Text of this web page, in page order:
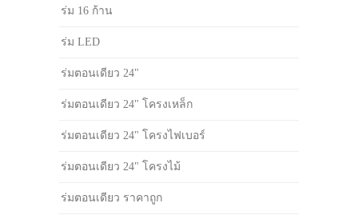
ร่ม 16 ก้าน
ร่ม LED
ร่มตอนเดียว 24"
ร่มตอนเดียว 24" โครงเหล็ก
ร่มตอนเดียว 24" โครงไฟเบอร์
ร่มตอนเดียว 24" โครงไม้
ร่มตอนเดียว ราคาถูก